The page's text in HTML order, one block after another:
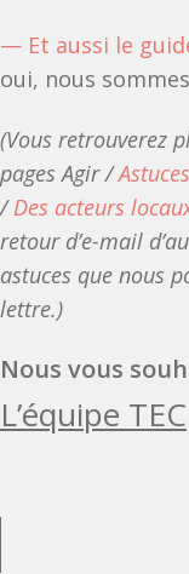
— Et aussi le
oui, nous sommes
(Vous retrouverez
pages Agir /
/Des acteurs
retour d’e-mail
astuces que nous
lettre.)
Nous vous
L’équipe TEC